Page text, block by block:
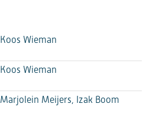
Koos Wieman
Koos Wieman
Marjolein Meijers, Izak Boom